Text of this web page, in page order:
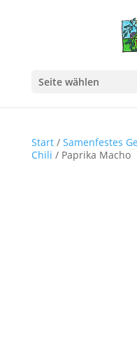
Seite wählen
Start/ Samenfestes
Chili / Paprika Macho